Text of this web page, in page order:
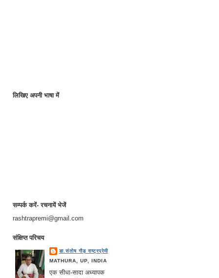
लिखिए अपनी भाषा में
सम्पर्क करें- रचनायें भेजें
rashtrapremi@gmail.com
संक्षिप्त परिचय
डा.संतोष गौड़ राष्ट्रप्रेमी
MATHURA, UP, INDIA
एक सीधा-सादा अध्यापक